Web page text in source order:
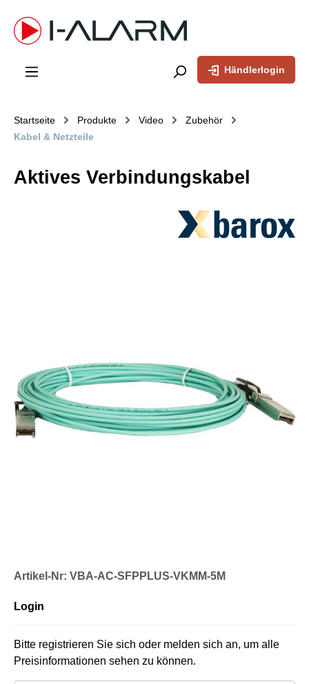
springen
Händlerlogin
Startseite Produkte Video
Zubehör
Kabel & Netzteile
Aktives Verbindungskabel
Artikel-Nr: VBA-AC-SFPPLUS-VKMM-5M
Login
Bitte registrieren Sie sich oder melden sich an, um alle
Preisinformationen sehen zu können.